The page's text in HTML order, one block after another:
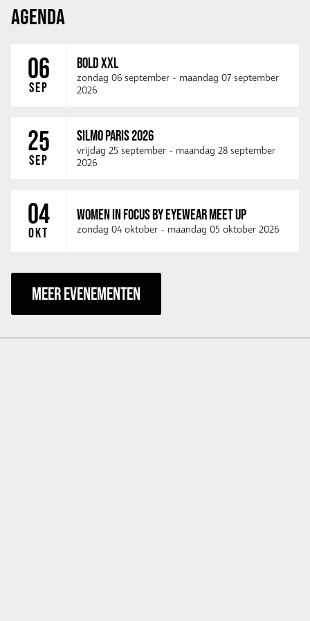
AGENDA
06
SEP
BOLD XXL
zondag 06 september - maandag 07 september
2026
25
SEP
SILMO PARIS 2026
vrijdag 25 september - maandag 28 september
2026
04
OKT
WOMEN IN FOCUS BY EYEWEAR MEET UP
zondag 04 oktober - maandag 05 oktober 2026
MEER EVENEMENTEN